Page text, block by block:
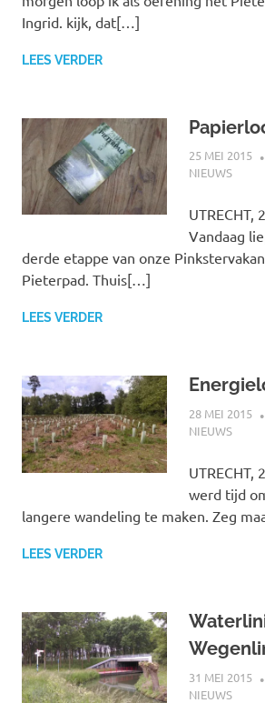
Ingrid. kijk, dat[…]
LEES VERDER
25 MEI 2015
NIEUWS
UTRECHT,
Vandaag
derde etappe van onze
Pieterpad. Thuis[…]
LEES VERDER
28 MEI 2015
NIEUWS
UTRECHT,
werd tijd
langere wandeling te maken. Zeg
LEES VERDER
31 MEI 2015
NIEUWS